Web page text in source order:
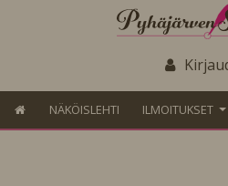
NÄKÖISLEHTI ILMOITUKSET